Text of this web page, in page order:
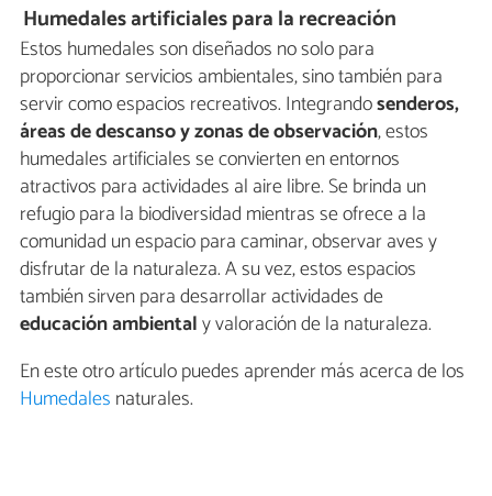
Humedales artificiales para la recreación
Estos humedales son diseñados no solo para
proporcionar servicios ambientales, sino también para
servir como espacios recreativos. Integrandosenderos,
áreas de descanso y zonas de observación, estos
humedales artificiales se convierten en entornos
atractivos para actividades al aire libre. Se brinda un
refugio para la biodiversidad mientras se ofrece a la
comunidad un espacio para caminar, observar aves y
disfrutar de la naturaleza. A su vez, estos espacios
también sirven para desarrollar actividades de
educación ambientaly valoración de la naturaleza.
En este otro artículo puedes aprender más acerca de los
Humedales naturales.